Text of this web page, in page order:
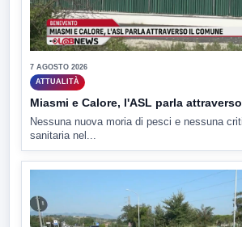
7 AGOSTO 2026
ATTUALITÀ
Miasmi e Calore, l'ASL parla
Nessuna nuova moria di pesci e nessuna
sanitaria nel...